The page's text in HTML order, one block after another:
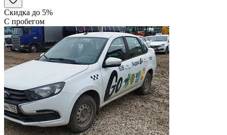
Скидка до 5%
С пробегом